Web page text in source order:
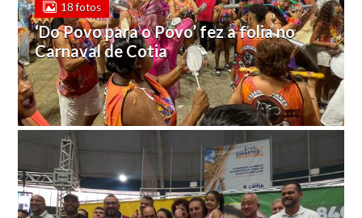
18 fotos
‘Do Povo para o Povo’ fez a folia no
Carnaval de Cotia